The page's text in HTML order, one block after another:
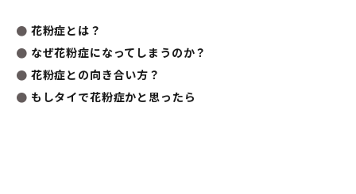
● 花粉症とは？
● なぜ花粉症になってしまうのか？
● 花粉症との向き合い方？
● もしタイで花粉症かと思ったら